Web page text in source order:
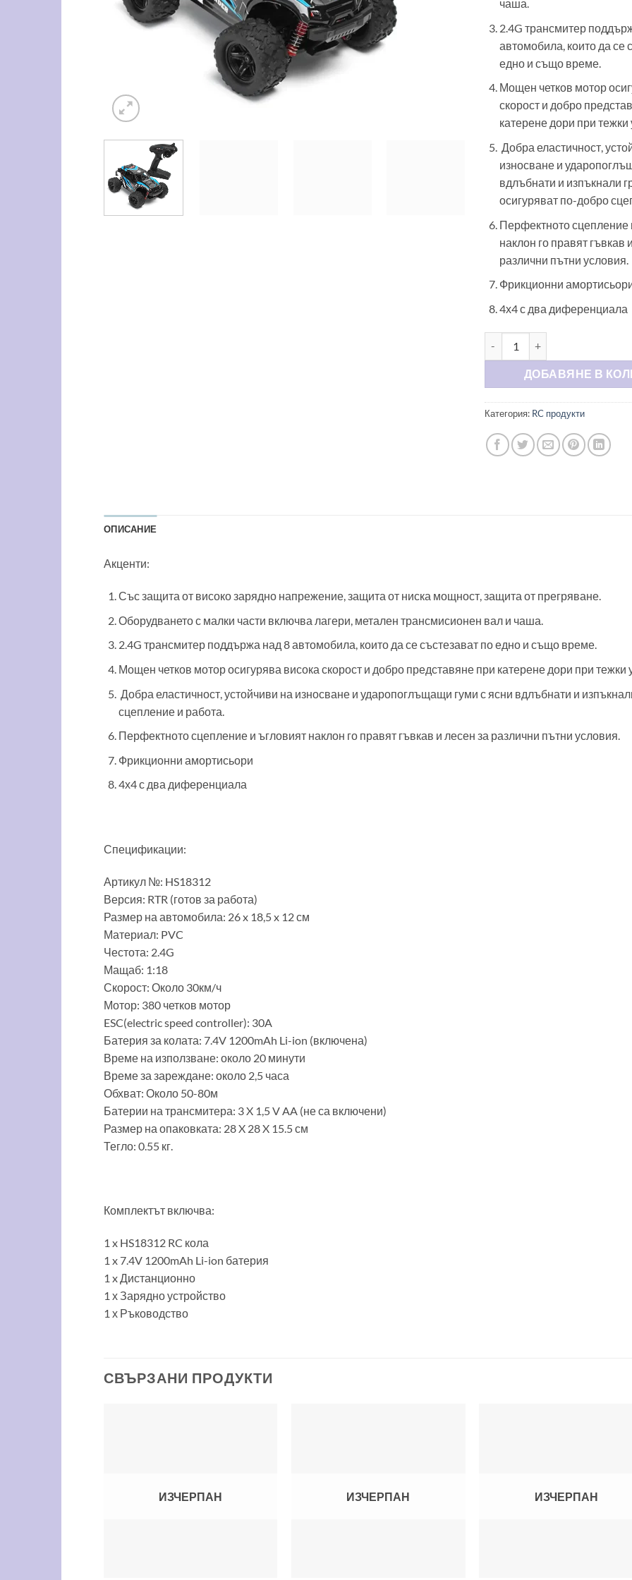
чаша.
2.4G трансмитер
автомобила, които да се
едно и също време.
Мощен четков мотор
скорост и добро
катерене дори при тежки
Добра еластичност,
износване и
вдлъбнати и изпъкнали
осигуряват по-добро
Перфектното сцепление
наклон го правят гъвкав
различни пътни условия.
Фрикционни
4х4 с два диференциала
ДОБАВЯНЕ В
Alternative:
Категория: RC продукти
ОПИСАНИЕ
Акценти:
Със защита от високо зарядно напрежение, защита от ниска мощност, защита от прегряване.
Оборудването с малки части включва лагери, метален трансмисионен вал и чаша.
2.4G трансмитер поддържа над 8 автомобила, които да се състезават по едно и също време.
Мощен четков мотор осигурява висока скорост и добро представяне при катерене дори при тежки
Добра еластичност, устойчиви на износване и ударопоглъщащи гуми с ясни вдлъбнати и
сцепление и работа.
Перфектното сцепление и ъгловият наклон го правят гъвкав и лесен за различни пътни условия.
Фрикционни амортисьори
4х4 с два диференциала
Спецификации:
Артикул №: HS18312
Версия: RTR (готов за работа)
Размер на автомобила: 26 x 18,5 x 12 см
Материал: PVC
Честота: 2.4G
Мащаб: 1:18
Скорост: Около 30км/ч
Мотор: 380 четков мотор
ESC(electric speed controller): 30A
Батерия за колата: 7.4V 1200mAh Li-ion (включена)
Време на използване: около 20 минути
Време за зареждане: около 2,5 часа
Обхват: Около 50-80м
Батерии на трансмитера: 3 X 1,5 V AA (не са включени)
Размер на опаковката: 28 X 28 X 15.5 см
Тегло: 0.55 кг.
Комплектът включва:
1 x HS18312 RC кола
1 x 7.4V 1200mAh Li-ion батерия
1 x Дистанционно
1 х Зарядно устройство
1 х Ръководство
СВЪРЗАНИ ПРОДУКТИ
ИЗЧЕРПАН ИЗЧЕРПАН ИЗЧЕРПАН